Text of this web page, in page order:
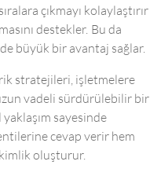
çıkmayı kolaylaştırır
destekler. Bu da
büyük bir avantaj sağlar.
stratejileri, işletmelere
vadeli sürdürülebilir bir
sayesinde
cevap verir hem
oluşturur.